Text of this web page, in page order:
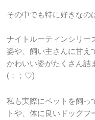
その中でも特に好きなの
ナイトルーティンシリー
姿や、飼い主さんに甘え
かわいい姿がたくさん詰
(；；♡)
私も実際にペットを飼っ
トや、体に良いドッグフ